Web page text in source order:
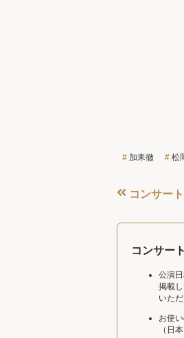
加耒徹 松
コンサー
コンサー
公演
掲載
いた
お使
（日